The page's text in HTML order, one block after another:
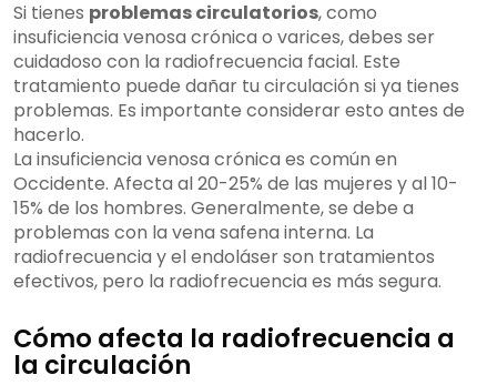
Si tienes problemas circulatorios, como
insuficiencia venosa crónica o varices, debes ser
cuidadoso con la radiofrecuencia facial. Este
tratamiento puede dañar tu circulación si ya tienes
problemas. Es importante considerar esto antes de
hacerlo.
La insuficiencia venosa crónica es común en
Occidente. Afecta al 20-25% de las mujeres y al 10-
15% de los hombres. Generalmente, se debe a
problemas con la vena safena interna. La
radiofrecuencia y el endoláser son tratamientos
efectivos, pero la radiofrecuencia es más segura.
Cómo afecta la radiofrecuencia a
la circulación